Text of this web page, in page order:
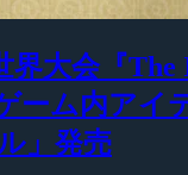
界大会『
ーム内アイ
」発売